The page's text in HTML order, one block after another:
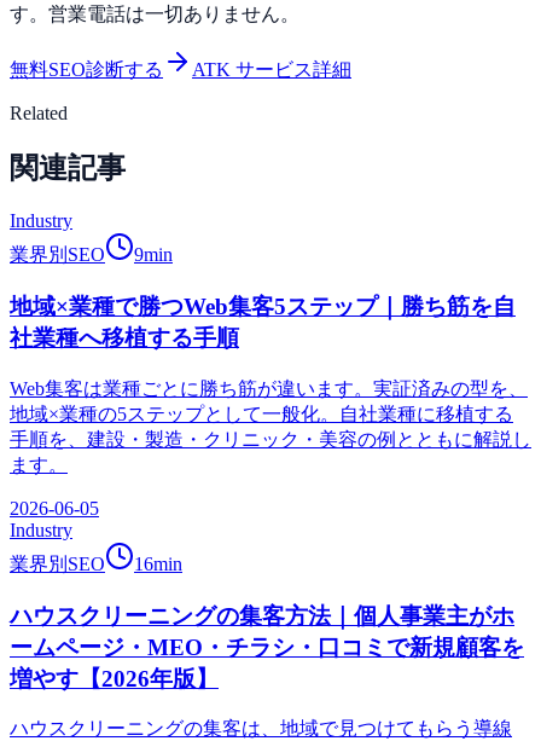
す。営業電話は一切ありません。
無料SEO診断する ATK サービス詳細
Related
関連記事
Industry
業界別SEO
9min
地域×業種で勝つWeb集客5ステップ｜勝ち筋を自
社業種へ移植する手順
Web集客は業種ごとに勝ち筋が違います。実証済みの型を、
地域×業種の5ステップとして一般化。自社業種に移植する
手順を、建設・製造・クリニック・美容の例とともに解説し
ます。
2026-06-05
Industry
業界別SEO
16min
ハウスクリーニングの集客方法｜個人事業主がホ
ームページ・MEO・チラシ・口コミで新規顧客を
増やす【2026年版】
ハウスクリーニングの集客は、地域で見つけてもらう導線